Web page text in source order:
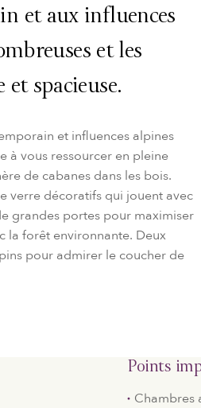
et aux influences
et les
spacieuse.
et influences alpines
à vous ressourcer en pleine
de cabanes dans les bois.
verre décoratifs qui jouent avec
grandes portes pour maximiser
la forêt environnante. Deux
pour admirer le coucher de
Points
Chambres